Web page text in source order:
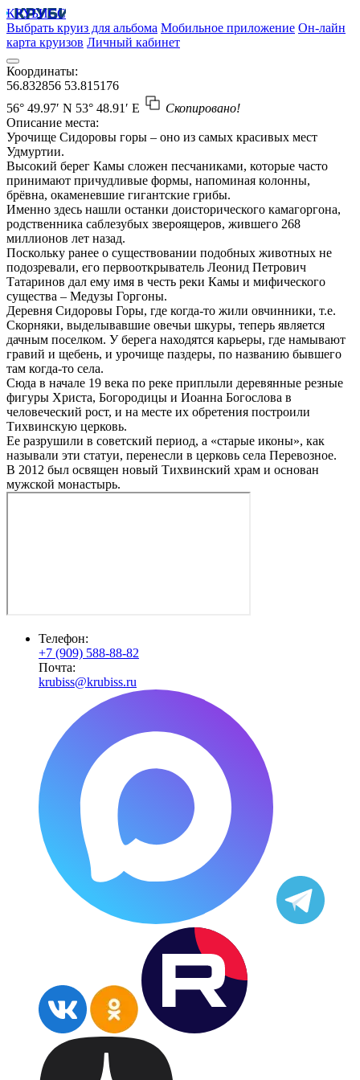
КРУБИСС
Выбрать круиз для альбома Мобильное приложение Он-лайн
карта круизов Личный кабинет
Координаты:
56.832856 53.815176
56° 49.97′ N 53° 48.91′ E
Скопировано!
Описание места:
Урочище Сидоровы горы – оно из самых красивых мест
Удмуртии.
Высокий берег Камы сложен песчаниками, которые часто
принимают причудливые формы, напоминая колонны,
брёвна, окаменевшие гигантские грибы.
Именно здесь нашли останки доисторического камагоргона,
родственника саблезубых звероящеров, жившего 268
миллионов лет назад.
Поскольку ранее о существовании подобных животных не
подозревали, его первооткрыватель Леонид Петрович
Татаринов дал ему имя в честь реки Камы и мифического
существа – Медузы Горгоны.
Деревня Сидоровы Горы, где когда-то жили овчинники, т.е.
Скорняки, выделывавшие овечьи шкуры, теперь является
дачным поселком. У берега находятся карьеры, где намывают
гравий и щебень, и урочище паздеры, по названию бывшего
там когда-то села.
Сюда в начале 19 века по реке приплыли деревянные резные
фигуры Христа, Богородицы и Иоанна Богослова в
человеческий рост, и на месте их обретения построили
Тихвинскую церковь.
Ее разрушили в советский период, а «старые иконы», как
называли эти статуи, перенесли в церковь села Перевозное.
В 2012 был освящен новый Тихвинский храм и основан
мужской монастырь.
Телефон:
+7 (909) 588-88-82
Почта:
krubiss@krubiss.ru